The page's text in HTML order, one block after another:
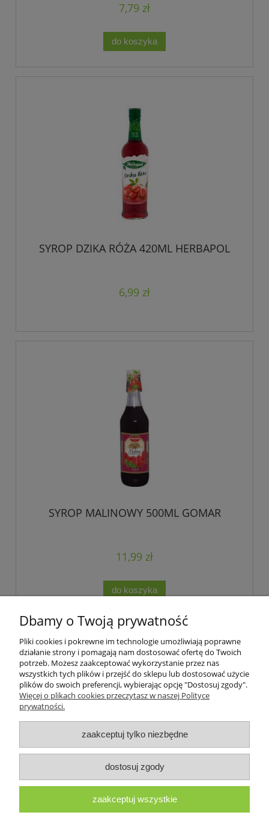
7,79 zł
do koszyka
SYROP DZIKA RÓŻA 420ML HERBAPOL
6,99 zł
SYROP MALINOWY 500ML GOMAR
11,99 zł
do koszyka
Podmiotem świadczącym obsługę płatności online jest Blue Media
S.A.
Pomoc
Moje konto
Płatności i dostawa
Informacje
Dbamy o Twoją prywatność
Pliki cookies i pokrewne im technologie umożliwiają poprawne
działanie strony i pomagają nam dostosować ofertę do Twoich
potrzeb. Możesz zaakceptować wykorzystanie przez nas
wszystkich tych plików i przejść do sklepu lub dostosować użycie
plików do swoich preferencji, wybierając opcję "Dostosuj zgody".
Więcej o plikach cookies przeczytasz w naszej Polityce
prywatności.
zaakceptuj tylko niezbędne
dostosuj zgody
zaakceptuj wszystkie